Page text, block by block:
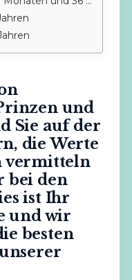
und
Sie auf der
die Werte
vermitteln
bei den
ist Ihr
und wir
besten